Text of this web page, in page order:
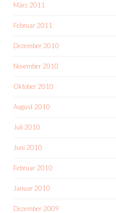
März 2011
Februar 2011
Dezember 2010
November 2010
Oktober 2010
August 2010
Juli 2010
Juni 2010
Februar 2010
Januar 2010
Dezember 2009